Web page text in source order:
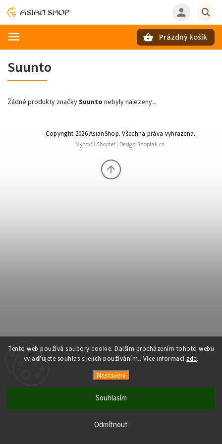
Tento web používá soubory cookie. Dalším procházením tohoto webu
vyjadřujete souhlas s jejich používáním.. Více informací zde.
Nastavení
Odmítnout
Souhlasím
Prázdný košík
Suunto
Žádné produkty značkySuunto nebyly nalezeny...
Copyright 2026AsianShop. Všechna práva vyhrazena.
Vytvořil Shoptet| Design Shoptak.cz